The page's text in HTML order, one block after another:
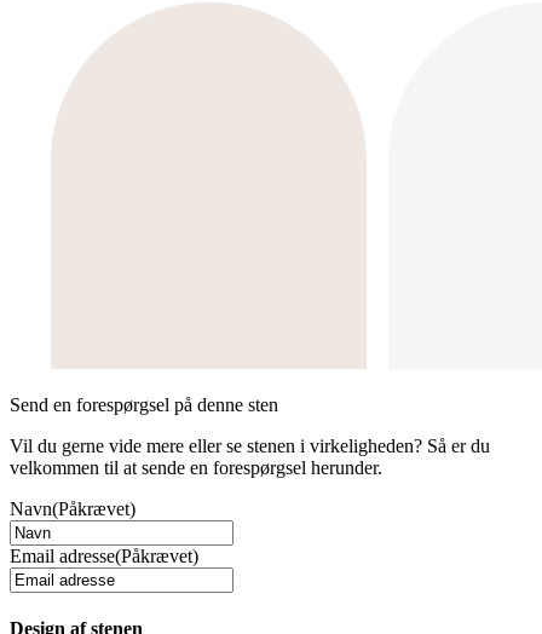
Send en forespørgsel på denne sten
Vil du gerne vide mere eller se stenen i virkeligheden? Så er du
velkommen til at sende en forespørgsel herunder.
Navn(Påkrævet)
Email adresse(Påkrævet)
Design af stenen